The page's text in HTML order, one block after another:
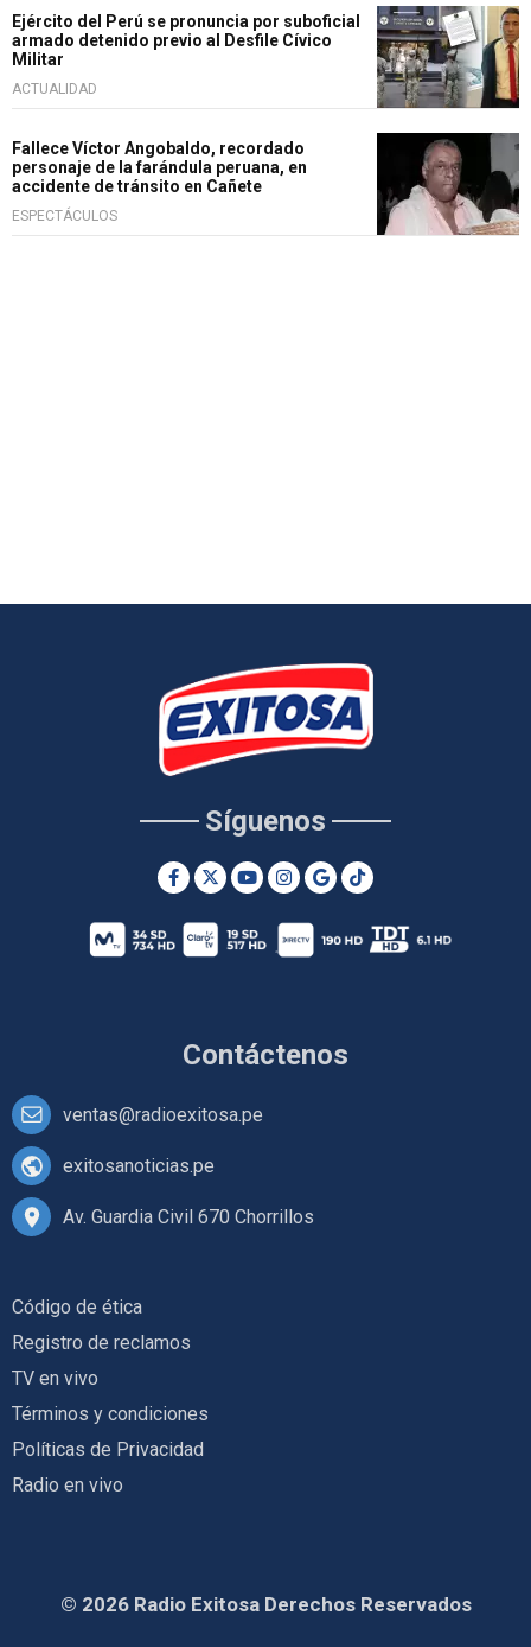
Ejército del Perú se pronuncia por suboficial
armado detenido previo al Desfile Cívico
Militar
ACTUALIDAD
Fallece Víctor Angobaldo, recordado
personaje de la farándula peruana, en
accidente de tránsito en Cañete
ESPECTÁCULOS
Contáctenos
ventas@radioexitosa.pe
exitosanoticias.pe
Av. Guardia Civil 670 Chorrillos
Síguenos
Código de ética
Registro de reclamos
TV en vivo
Términos y condiciones
Políticas de Privacidad
Radio en vivo
© 2026 Radio Exitosa Derechos Reservados